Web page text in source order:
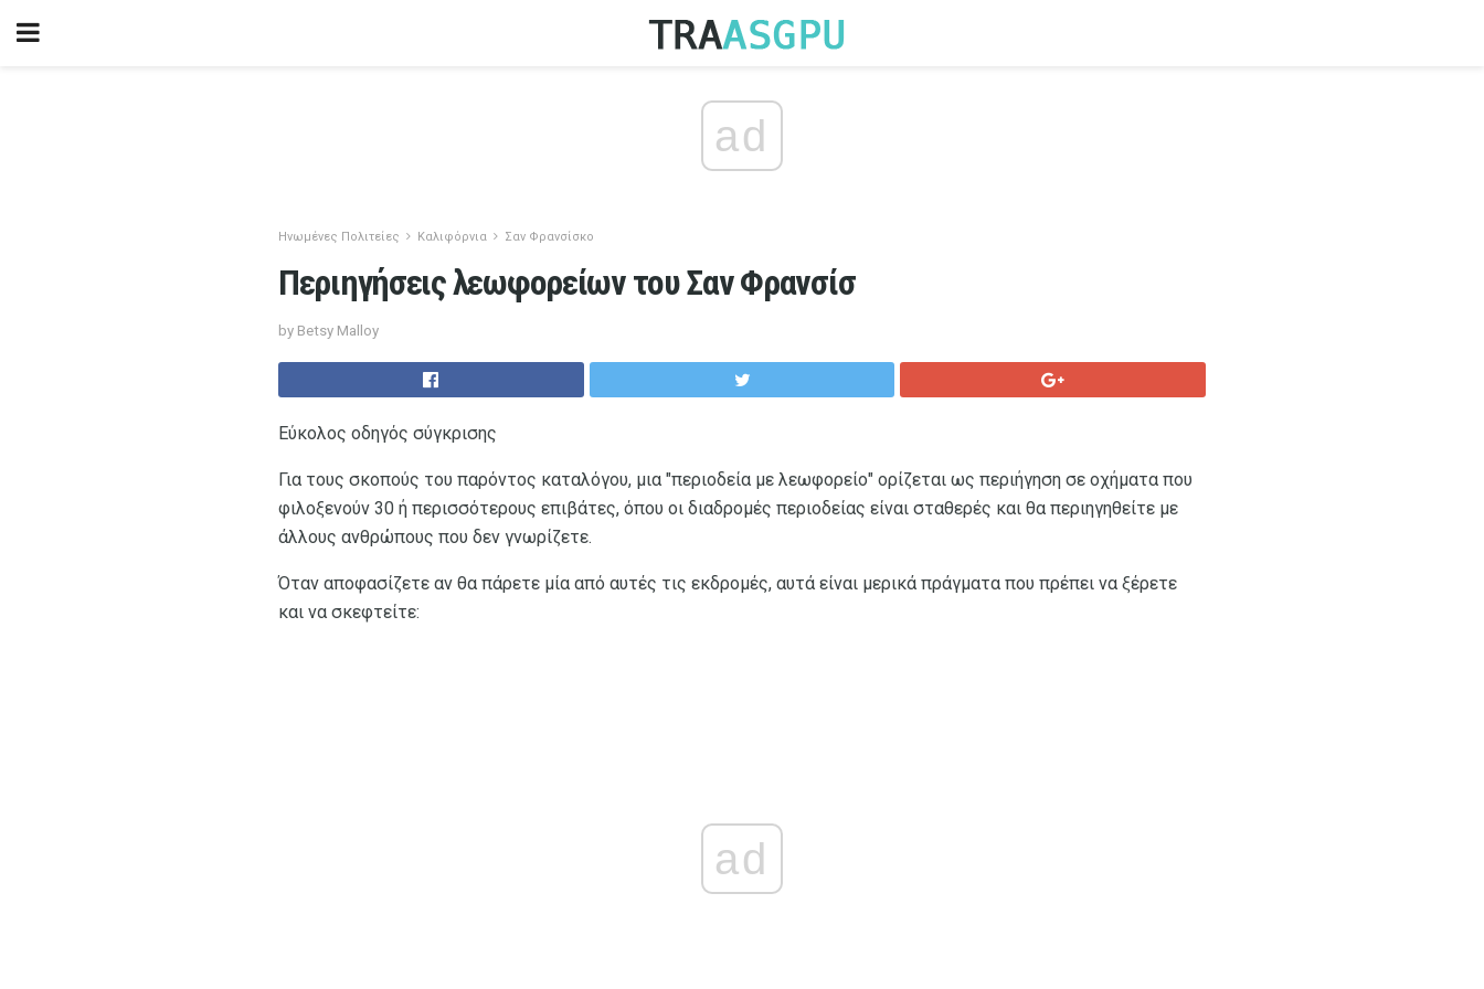
ad
Ηνωμένες Πολιτείες Καλιφόρνια Σαν Φρανσίσκο
Περιηγήσεις λεωφορείων του Σαν Φρανσίσ
by Betsy Malloy
Εύκολος οδηγός σύγκρισης
Για τους σκοπούς του παρόντος καταλόγου, μια "περιοδεία με λεωφορείο" ορίζεται ως περιήγηση σε οχήματα που
φιλοξενούν 30 ή περισσότερους επιβάτες, όπου οι διαδρομές περιοδείας είναι σταθερές και θα περιηγηθείτε με
άλλους ανθρώπους που δεν γνωρίζετε.
Όταν αποφασίζετε αν θα πάρετε μία από αυτές τις εκδρομές, αυτά είναι μερικά πράγματα που πρέπει να ξέρετε
και να σκεφτείτε:
ad